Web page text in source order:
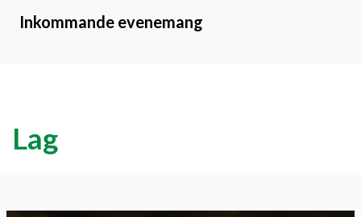
Inkommande evenemang
Lag